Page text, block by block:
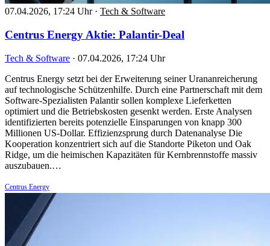
07.04.2026, 17:24 Uhr · Tech & Software
Centrus Energy Aktie: Palantir-Deal
Tech & Software · 07.04.2026, 17:24 Uhr
Centrus Energy setzt bei der Erweiterung seiner Urananreicherung
auf technologische Schützenhilfe. Durch eine Partnerschaft mit dem
Software-Spezialisten Palantir sollen komplexe Lieferketten
optimiert und die Betriebskosten gesenkt werden. Erste Analysen
identifizierten bereits potenzielle Einsparungen von knapp 300
Millionen US-Dollar. Effizienzsprung durch Datenanalyse Die
Kooperation konzentriert sich auf die Standorte Piketon und Oak
Ridge, um die heimischen Kapazitäten für Kernbrennstoffe massiv
auszubauen.…
Centrus Energy